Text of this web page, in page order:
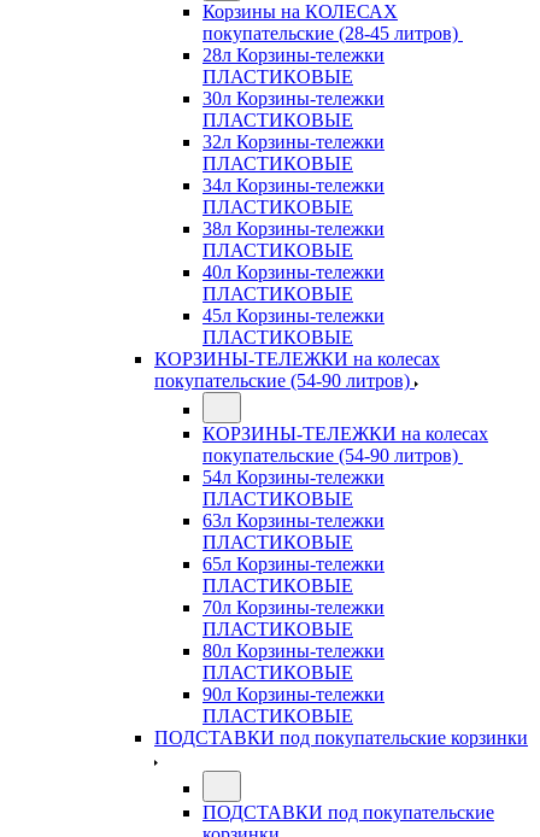
Корзины на КОЛЕСАХ
покупательские (28-45 литров)
28л Корзины-тележки
ПЛАСТИКОВЫЕ
30л Корзины-тележки
ПЛАСТИКОВЫЕ
32л Корзины-тележки
ПЛАСТИКОВЫЕ
34л Корзины-тележки
ПЛАСТИКОВЫЕ
38л Корзины-тележки
ПЛАСТИКОВЫЕ
40л Корзины-тележки
ПЛАСТИКОВЫЕ
45л Корзины-тележки
ПЛАСТИКОВЫЕ
КОРЗИНЫ-ТЕЛЕЖКИ на колесах
покупательские (54-90 литров)
КОРЗИНЫ-ТЕЛЕЖКИ на колесах
покупательские (54-90 литров)
54л Корзины-тележки
ПЛАСТИКОВЫЕ
63л Корзины-тележки
ПЛАСТИКОВЫЕ
65л Корзины-тележки
ПЛАСТИКОВЫЕ
70л Корзины-тележки
ПЛАСТИКОВЫЕ
80л Корзины-тележки
ПЛАСТИКОВЫЕ
90л Корзины-тележки
ПЛАСТИКОВЫЕ
ПОДСТАВКИ под покупательские корзинки
ПОДСТАВКИ под покупательские